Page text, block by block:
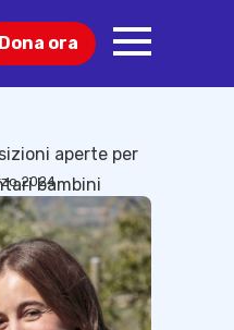
Dona ora
fare
aperte per
bambini
2024